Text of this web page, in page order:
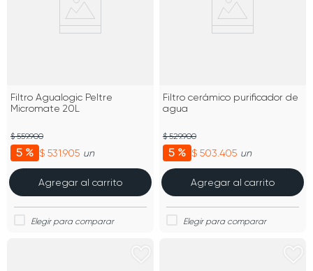
Filtro Agualogic Peltre
Micromate 20L
5 % $ 531.905
$ 559.900
un
Agregar al carrito
Filtro cerámico purificador de
agua
5 % $ 503.405
$ 529.900
un
Agregar al carrito